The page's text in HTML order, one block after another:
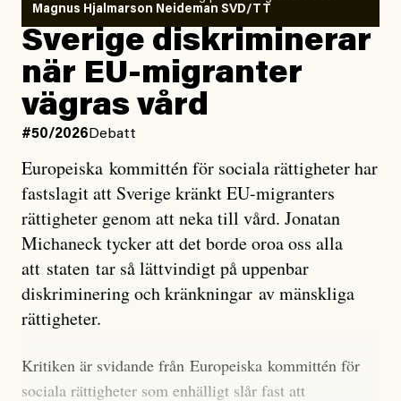
utveckla sig. El Niño är ett återkommande
väderfenomen som uppstår när havsvattnet i delar av
Stilla havet blir ovanligt varmt. Det påverkar vädret
över stora delar av världen och under
forskare allt oftare varnat för att den här El Niñon
Det verkar vara en underdrift, menar nu Zeke
Hausfather.
”Det ser ut som att årets El Niño inte bara med stor
sannolikhet kommer att bli den starkaste sedan
tillförlitliga mätningar inleddes – den kan till och med
marginal”, skriver han.
Magnus Hjalmarson Neideman SVD/TT
Sverige diskriminerar
när EU-migranter
vägras vård
#50/2026 Debatt
Europeiska kommittén för sociala rättigheter har
fastslagit att Sverige kränkt EU-migranters
rättigheter genom att neka till vård. Jonatan
Michaneck tycker att det borde oroa oss alla
att staten tar så lättvindigt på uppenbar
diskriminering och kränkningar av mänskliga
rättigheter.
Kritiken är svidande från Europeiska kommittén för
sociala rättigheter som enhälligt slår fast att